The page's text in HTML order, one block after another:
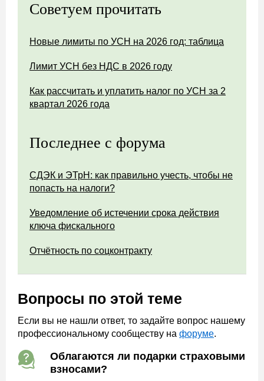
Советуем прочитать
Новые лимиты по УСН на 2026 год: таблица
Лимит УСН без НДС в 2026 году
Как рассчитать и уплатить налог по УСН за 2
квартал 2026 года
Последнее с форума
СДЭК и ЭТрН: как правильно учесть, чтобы не
попасть на налоги?
Уведомление об истечении срока действия
ключа фискального
Отчётность по соцконтракту
Вопросы по этой теме
Если вы не нашли ответ, то задайте вопрос нашему
профессиональному сообществу на форуме.
Облагаются ли подарки страховыми
взносами?